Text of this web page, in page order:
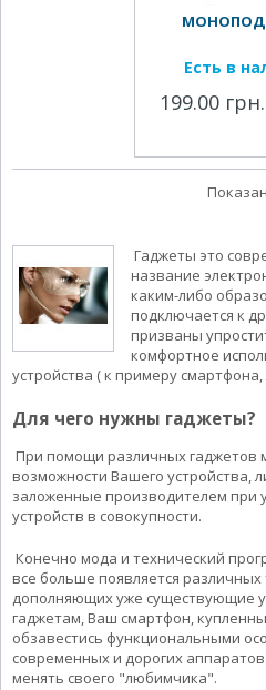
МОНОПОД
Есть в
199.00 грн.
Гаджеты это
название
каким-либо
подключается к
призваны
комфортное
устройства ( к примеру
Для чего нужны гаджеты?
При помощи различных гаджетов
возможности Вашего устройства,
заложенные производителем при
устройств в совокупности.
Конечно мода и технический
все больше появляется различных
дополняющих уже существующие
гаджетам, Ваш смартфон,
обзавестись функциональными
современных и дорогих
менять своего "любимчика".